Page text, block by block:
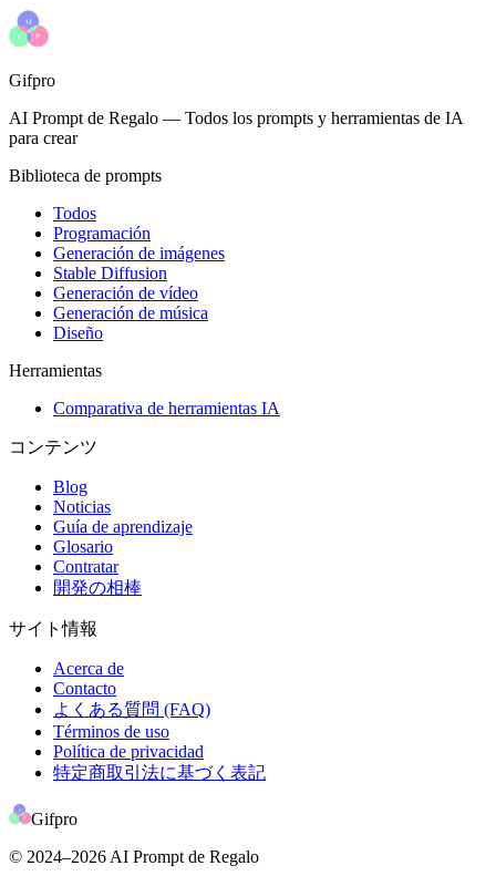
Gifpro
AI Prompt de Regalo — Todos los prompts y herramientas de IA
para crear
Biblioteca de prompts
Todos
Programación
Generación de imágenes
Stable Diffusion
Generación de vídeo
Generación de música
Diseño
Herramientas
Comparativa de herramientas IA
コンテンツ
Blog
Noticias
Guía de aprendizaje
Glosario
Contratar
開発の相棒
サイト情報
Acerca de
Contacto
よくある質問 (FAQ)
Términos de uso
Política de privacidad
特定商取引法に基づく表記
Gifpro
© 2024–2026 AI Prompt de Regalo